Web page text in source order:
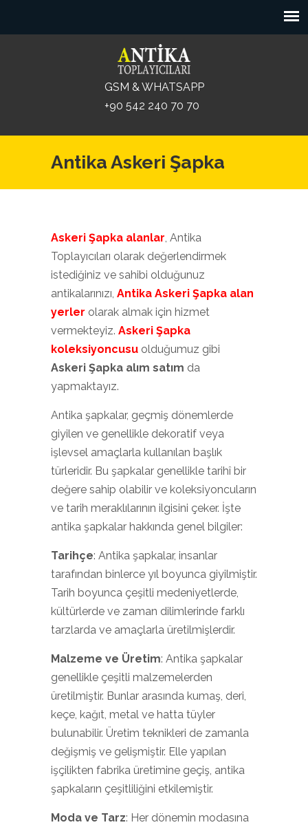
GSM & WHATSAPP
+90 542 240 70 70
Antika Askeri Şapka
Askeri Şapka alanlar, Antika
Toplayıcıları olarak değerlendirmek
istediğiniz ve sahibi olduğunuz
antikalarınızı, Antika Askeri Şapka alan
yerler olarak almak için hizmet
vermekteyiz. Askeri Şapka
koleksiyoncusu olduğumuz gibi
Askeri Şapka alım satım da
yapmaktayız.
Antika şapkalar, geçmiş dönemlerde
giyilen ve genellikle dekoratif veya
işlevsel amaçlarla kullanılan başlık
türleridir. Bu şapkalar genellikle tarihî bir
değere sahip olabilir ve koleksiyoncuların
ve tarih meraklılarının ilgisini çeker. İşte
antika şapkalar hakkında genel bilgiler:
Tarihçe: Antika şapkalar, insanlar
tarafından binlerce yıl boyunca giyilmiştir.
Tarih boyunca çeşitli medeniyetlerde,
kültürlerde ve zaman dilimlerinde farklı
tarzlarda ve amaçlarla üretilmişlerdir.
Malzeme ve Üretim: Antika şapkalar
genellikle çeşitli malzemelerden
üretilmiştir. Bunlar arasında kumaş, deri,
keçe, kağıt, metal ve hatta tüyler
bulunabilir. Üretim teknikleri de zamanla
değişmiş ve gelişmiştir. Elle yapılan
işçilikten fabrika üretimine geçiş, antika
şapkaların çeşitliliğini etkilemiştir.
Moda ve Tarz: Her dönemin modasına